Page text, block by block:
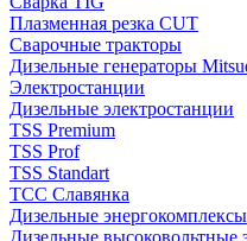
Плазменная резка CUT
Сварочные тракторы
Дизельные генераторы
Электростанции
Дизельные электростанции
TSS Premium
TSS Prof
TSS Standart
ТСС Славянка
Дизельные энергокомплексы
Дизельные высоковольтные